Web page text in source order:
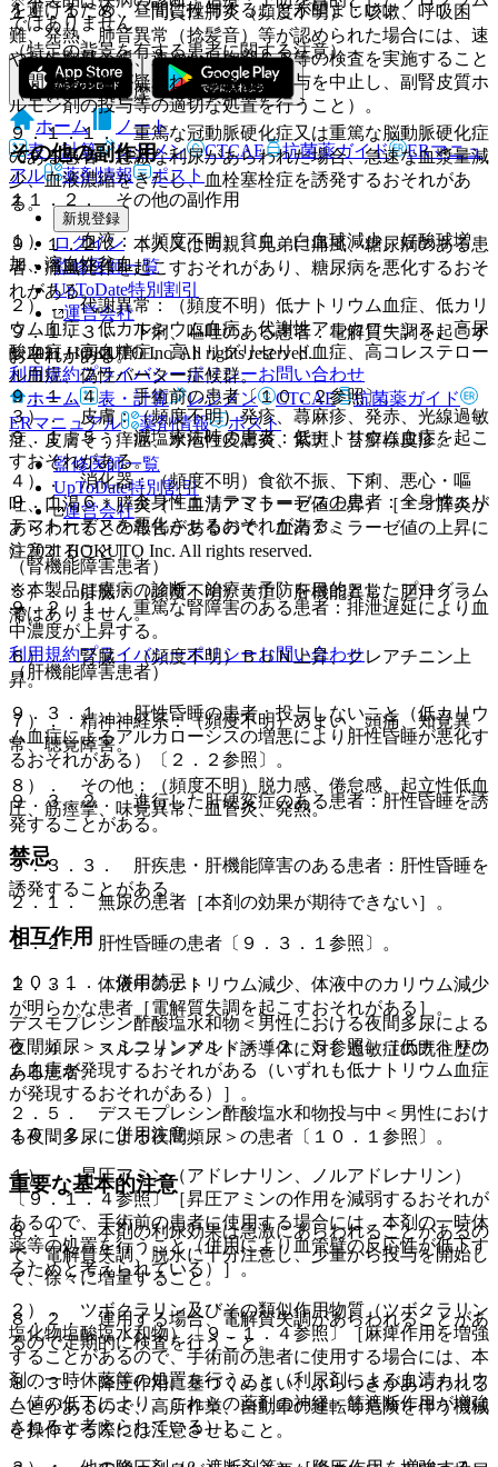
を避けるため、昼間に投与することが望ましい。
（特定の背景を有する患者に関する注意）
（合併症・既往歴等のある患者）
９．１．１． 重篤な冠動脈硬化症又は重篤な脳動脈硬化症
のある患者：急激な利尿があらわれた場合、急速な血漿量減
少、血液濃縮をきたし、血栓塞栓症を誘発するおそれがあ
る。
９．１．２． 本人又は両親、兄弟に痛風、糖尿病のある患
者：痛風発作を起こすおそれがあり、糖尿病を悪化するおそ
れがある。
９．１．３． 下痢、嘔吐のある患者：電解質失調を起こす
おそれがある。
９．１．４． 手術前の患者〔１０．２参照〕。
９．１．５． 減塩療法時の患者：低ナトリウム血症を起こ
すおそれがある。
９．１．６． 全身性エリテマトーデスの患者：全身性エリ
テマトーデスを悪化させるおそれがある。
（腎機能障害患者）
９．２．１． 重篤な腎障害のある患者：排泄遅延により血
中濃度が上昇する。
（肝機能障害患者）
９．３．１． 肝性昏睡の患者：投与しないこと（低カリウ
ム血症によるアルカローシスの増悪により肝性昏睡が悪化す
るおそれがある）〔２．２参照〕。
９．３．２． 進行した肝硬変症のある患者：肝性昏睡を誘
発することがある。
９．３．３． 肝疾患・肝機能障害のある患者：肝性昏睡を
誘発することがある。
相互作用
１０．１． 併用禁忌：
デスモプレシン酢酸塩水和物＜男性における夜間多尿による
夜間頻尿＞＜ミニリンメルト＞〔２．５参照〕［低ナトリウ
ム血症が発現するおそれがある（いずれも低ナトリウム血症
が発現するおそれがある）］。
１０．２． 併用注意：
１）． 昇圧アミン（アドレナリン、ノルアドレナリン）
〔９．１．４参照〕［昇圧アミンの作用を減弱するおそれが
あるので、手術前の患者に使用する場合には、本剤の一時休
薬等の処置を行うこと（併用により血管壁の反応性が低下す
るためと考えられている）］。
２）． ツボクラリン及びその類似作用物質（ツボクラリン
塩化物塩酸塩水和物）〔９．１．４参照〕［麻痺作用を増強
することがあるので、手術前の患者に使用する場合には、本
剤の一時休薬等の処置を行うこと（利尿剤による血清カリウ
ム値の低下により、これらの薬剤の神経・筋遮断作用が増強
されると考えられている）］。
１１．１．８． 間質性肺炎（頻度不明）：咳嗽、呼吸困
難、発熱、肺音異常（捻髪音）等が認められた場合には、速
やかに胸部Ｘ線、速やかに胸部ＣＴ等の検査を実施すること
（間質性肺炎が疑われた場合には投与を中止し、副腎皮質ホ
ルモン剤の投与等の適切な処置を行うこと）。
その他の副作用
１１．２． その他の副作用
１）． 血液：（頻度不明）貧血、白血球減少、好酸球増
加、溶血性貧血。
２）． 代謝異常：（頻度不明）低ナトリウム血症、低カリ
ウム血症、低カルシウム血症、代謝性アルカローシス、高尿
酸血症、高血糖症、高トリグリセリド血症、高コレステロー
ル血症、偽性バーター症候群。
３）． 皮膚：（頻度不明）発疹、蕁麻疹、発赤、光線過敏
症、皮膚そう痒症、水疱性皮膚炎、紫斑、苔癬様皮疹。
４）． 消化器：（頻度不明）食欲不振、下痢、悪心・嘔
吐、口渇、＊膵炎（＊血清アミラーゼ値上昇）［＊：膵炎が
あらわれるとの報告があるので、血清アミラーゼ値の上昇に
注意すること］。
５）． 肝臓：（頻度不明）黄疸、肝機能異常、胆汁うっ
滞。
６）． 腎臓：（頻度不明）ＢＵＮ上昇、クレアチニン上
昇。
７）． 精神神経系：（頻度不明）めまい、頭痛、知覚異
常、聴覚障害。
８）． その他：（頻度不明）脱力感、倦怠感、起立性低血
圧、筋痙攣、味覚異常、血管炎、発熱。
禁忌
２．１． 無尿の患者［本剤の効果が期待できない］。
２．２． 肝性昏睡の患者〔９．３．１参照〕。
２．３． 体液中のナトリウム減少、体液中のカリウム減少
が明らかな患者［電解質失調を起こすおそれがある］。
２．４． スルフォンアミド誘導体に対し過敏症の既往歴の
ある患者。
２．５． デスモプレシン酢酸塩水和物投与中＜男性におけ
る夜間多尿による夜間頻尿＞の患者〔１０．１参照〕。
重要な基本的注意
８．１． 本剤の利尿効果は急激にあらわれることがあるの
で、電解質失調、脱水に十分注意し、少量から投与を開始し
て、徐々に増量すること。
８．２． 連用する場合、電解質失調があらわれることがあ
るので定期的に検査を行うこと。
８．３． 降圧作用に基づくめまい、ふらつきがあらわれる
ことがあるので、高所作業、自動車の運転等危険を伴う機械
を操作する際には注意させること。
ではありません。
ホーム
ノート
表・計算
レジメン CTCAE 抗菌薬ガイド
ERマニュ
アル
薬剤情報 ポスト
新規登録
ログイン
監修医師一覧
UpToDate特別割引
運営会社
© 2021 HOKUTO Inc. All rights reserved.
利用規約プライバシーポリシーお問い合わせ
ホーム
表・計算 レジメン CTCAE
抗菌薬ガイド
ERマニュアル
薬剤情報 ポスト
監修医師一覧
UpToDate特別割引
運営会社
© 2021 HOKUTO Inc. All rights reserved.
※本製品は疾病の診断・治療・予防を目的としたプログラム
ではありません。
利用規約プライバシーポリシーお問い合わせ